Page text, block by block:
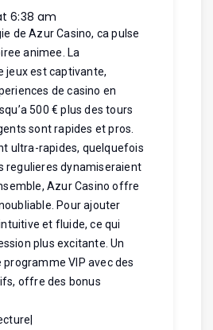
6:38 am
de Azur Casino, ca pulse
animee. La
jeux est captivante,
de casino en
500 € plus des tours
sont rapides et pros.
ultra-rapides, quelquefois
regulieres dynamiseraient
Azur Casino offre
Pour ajouter
et fluide, ce qui
plus excitante. Un
VIP avec des
offre des bonus